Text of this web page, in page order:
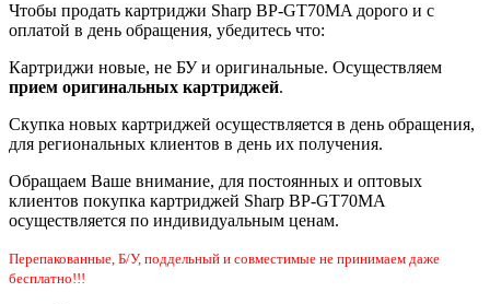
Чтобы продать картриджи Sharp BP-GT70MA дорого и с
оплатой в день обращения, убедитесь что:
Картриджи новые, не БУ и оригинальные. Осуществляем
прием оригинальных картриджей.
Скупка новых картриджей осуществляется в день обращения,
для региональных клиентов в день их получения.
Обращаем Ваше внимание, для постоянных и оптовых
клиентов покупка картриджей Sharp BP-GT70MA
осуществляется по индивидуальным ценам.
Перепакованные, Б/У, поддельный и совместимые не принимаем даже
бесплатно!!!